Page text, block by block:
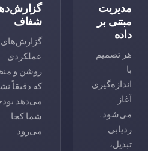
مدیریت
مبتنی بر
داده
هر تصمیم
با
اندازه‌گیری
آغاز
می‌شود:
ردیابی
تبدیل،
شفاف
گزارش‌های
عملکردی
روشن و
که دقیقاً
می‌دهد
شما کجا
می‌رود.